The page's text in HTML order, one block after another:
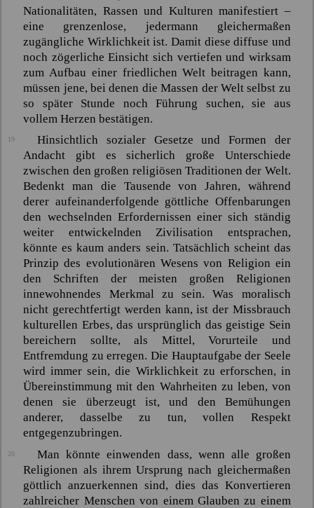
Nationalitäten, Rassen und Kulturen manifestiert –
eine grenzenlose, jedermann gleichermaßen
zugängliche Wirklichkeit ist. Damit diese diffuse und
noch zögerliche Einsicht sich vertiefen und wirksam
zum Aufbau einer friedlichen Welt beitragen kann,
müssen jene, bei denen die Massen der Welt selbst zu
so später Stunde noch Führung suchen, sie aus
vollem Herzen bestätigen.
19
Hinsichtlich sozialer Gesetze und Formen der
Andacht gibt es sicherlich große Unterschiede
zwischen den großen religiösen Traditionen der Welt.
Bedenkt man die Tausende von Jahren, während
derer aufeinanderfolgende göttliche Offenbarungen
den wechselnden Erfordernissen einer sich ständig
weiter entwickelnden Zivilisation entsprachen,
könnte es kaum anders sein. Tatsächlich scheint das
Prinzip des evolutionären Wesens von Religion ein
den Schriften der meisten großen Religionen
innewohnendes Merkmal zu sein. Was moralisch
nicht gerechtfertigt werden kann, ist der Missbrauch
kulturellen Erbes, das ursprünglich das geistige Sein
bereichern sollte, als Mittel, Vorurteile und
Entfremdung zu erregen. Die Hauptaufgabe der Seele
wird immer sein, die Wirklichkeit zu erforschen, in
Übereinstimmung mit den Wahrheiten zu leben, von
denen sie überzeugt ist, und den Bemühungen
anderer, dasselbe zu tun, vollen Respekt
entgegenzubringen.
20
Man könnte einwenden dass, wenn alle großen
Religionen als ihrem Ursprung nach gleichermaßen
göttlich anzuerkennen sind, dies das Konvertieren
zahlreicher Menschen von einem Glauben zu einem